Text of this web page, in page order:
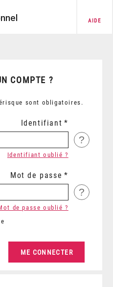
AIDE
COMPTE ?
sont obligatoires.
Identifiant
?
Identifiant oublié ?
Mot de passe
?
de passe oublié ?